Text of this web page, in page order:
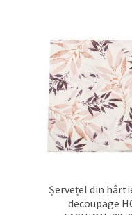
Șervețel din
decoupage